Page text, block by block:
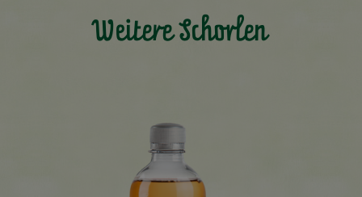
Weitere Schorlen